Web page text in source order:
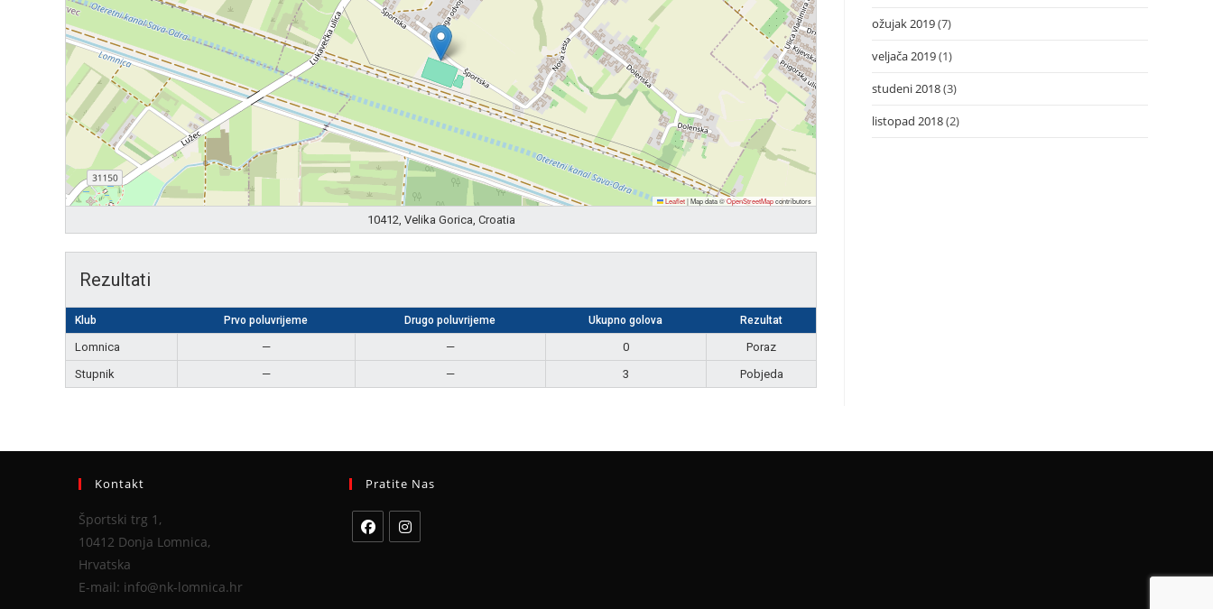
Leaflet|Map data ©OpenStreetMapcontributors
10412, Velika Gorica, Croatia
Rezultati
Klub Prvo poluvrijeme Drugo poluvrijeme Ukupno golova Rezultat
Lomnica — — 0
Poraz
Stupnik
— — 3 Pobjeda
ožujak 2019(7)
veljača 2019(1)
studeni 2018(3)
listopad 2018(2)
Kontakt
Športski trg 1,
10412 Donja Lomnica,
Hrvatska
E-mail: info@nk-lomnica.hr
Pratite Nas